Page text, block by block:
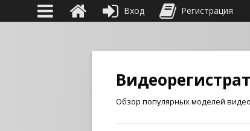
Обзор популярных моделей
Вход Регистрация